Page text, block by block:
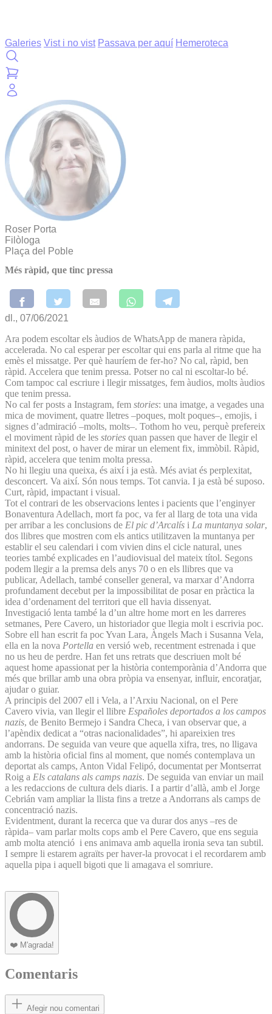
Galeries Vist i no vist Passava per aquí Hemeroteca
Roser Porta
Filòloga
Plaça del Poble
Més ràpid, que tinc pressa
dl., 07/06/2021
Ara podem escoltar els àudios de WhatsApp de manera ràpida,
accelerada. No cal esperar per escoltar qui ens parla al ritme que ha
emès el missatge. Per què hauríem de fer-ho? No cal, ràpid, ben
ràpid. Accelera que tenim pressa. Potser no cal ni escoltar-lo bé.
Com tampoc cal escriure i llegir missatges, fem àudios, molts àudios
que tenim pressa.
No cal fer posts a Instagram, fem stories: una imatge, a vegades una
mica de moviment, quatre lletres –poques, molt poques–, emojis, i
signes d’admiració –molts, molts–. Tothom ho veu, perquè prefereix
el moviment ràpid de les stories quan passen que haver de llegir el
minitext del post, o haver de mirar un element fix, immòbil. Ràpid,
ràpid, accelera que tenim molta pressa.
No hi llegiu una queixa, és així i ja està. Més aviat és perplexitat,
desconcert. Va així. Són nous temps. Tot canvia. I ja està bé suposo.
Curt, ràpid, impactant i visual.
Tot el contrari de les observacions lentes i pacients que l’enginyer
Bonaventura Adellach, mort fa poc, va fer al llarg de tota una vida
per arribar a les conclusions de El pic d’Arcalís i La muntanya solar,
dos llibres que mostren com els antics utilitzaven la muntanya per
establir el seu calendari i com vivien dins el cicle natural, unes
teories també explicades en l’audiovisual del mateix títol. Segons
podem llegir a la premsa dels anys 70 o en els llibres que va
publicar, Adellach, també conseller general, va marxar d’Andorra
profundament decebut per la impossibilitat de posar en pràctica la
idea d’ordenament del territori que ell havia dissenyat.
Investigació lenta també la d’un altre home mort en les darreres
setmanes, Pere Cavero, un historiador que llegia molt i escrivia poc.
Sobre ell han escrit fa poc Yvan Lara, Àngels Mach i Susanna Vela,
ella en la nova Portella en versió web, recentment estrenada i que
no us heu de perdre. Han fet uns retrats que descriuen molt bé
aquest home apassionat per la història contemporània d’Andorra que
més que brillar amb una obra pròpia va ensenyar, influir, encoratjar,
ajudar o guiar.
A principis del 2007 ell i Vela, a l’Arxiu Nacional, on el Pere
Cavero vivia, van llegir el llibre Españoles deportados a los campos
nazis, de Benito Bermejo i Sandra Checa, i van observar que, a
l’apèndix dedicat a “otras nacionalidades”, hi apareixien tres
andorrans. De seguida van veure que aquella xifra, tres, no lligava
amb la història oficial fins al moment, que només contemplava un
deportat als camps, Anton Vidal Felipó, documentat per Montserrat
Roig a Els catalans als camps nazis. De seguida van enviar un mail
a les redaccions de cultura dels diaris. I a partir d’allà, amb el Jorge
Cebrián vam ampliar la llista fins a tretze a Andorrans als camps de
concentració nazis.
Evidentment, durant la recerca que va durar dos anys –res de
ràpida– vam parlar molts cops amb el Pere Cavero, que ens seguia
amb molta atenció i ens animava amb aquella ironia seva tan subtil.
I sempre li estarem agraïts per haver-la provocat i el recordarem amb
aquella pipa i aquell bigoti que li amagava el somriure.
❤️ M'agrada!
Comentaris
Afegir nou comentari